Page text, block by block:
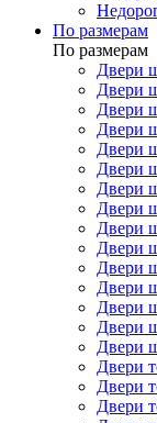
По размерам
По размерам
Двери
Двери
Двери
Двери
Двери
Двери
Двери
Двери
Двери
Двери
Двери
Двери
Двери
Двери
Двери
Двери
Двери
Двери